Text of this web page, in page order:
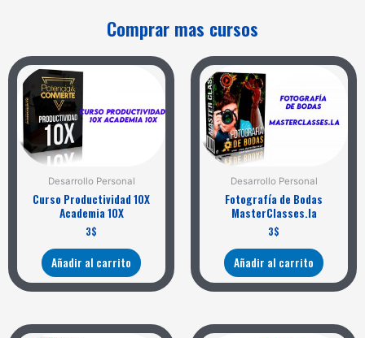
Comprar mas cursos
Desarrollo Personal
Curso Productividad 10X
Academia 10X
3$
Añadir al carrito
Desarrollo Personal
Fotografía de Bodas
MasterClasses.la
3$
Añadir al carrito